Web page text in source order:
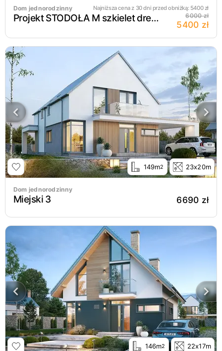
Dom jednorodzinny Najniższa cena z 30 dni przed obniżką: 5400zł
Projekt STODOŁA M szkielet drewniany 6000 zł
5400 zł
149m2 23x20m
Dom jednorodzinny
Miejski 3 6690 zł
146m2 22x17m